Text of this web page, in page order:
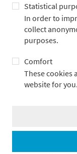
Statistical
In order to
collect
purposes.
Comfort
These cookies
website for
41
20152016
5k
Quellen: SBTi Trend